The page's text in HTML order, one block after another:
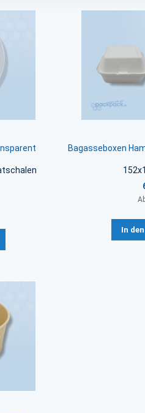
Bagasseboxen
In